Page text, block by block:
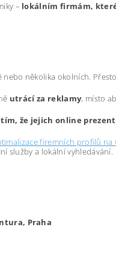
– lokálním firmám,
několika okolních.
utrácí za reklamy, místo
že jejich online
firemních profilů na
služby a lokální vyhledávání.
Praha